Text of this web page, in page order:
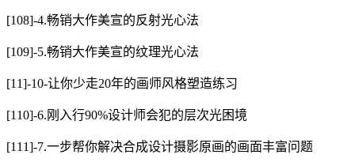
[108]-4.畅销大作美宣的反射光心法
[109]-5.畅销大作美宣的纹理光心法
[11]-10-让你少走20年的画师风格塑造练习
[110]-6.刚入行90%设计师会犯的层次光困境
[111]-7.一步帮你解决合成设计摄影原画的画面丰富问题